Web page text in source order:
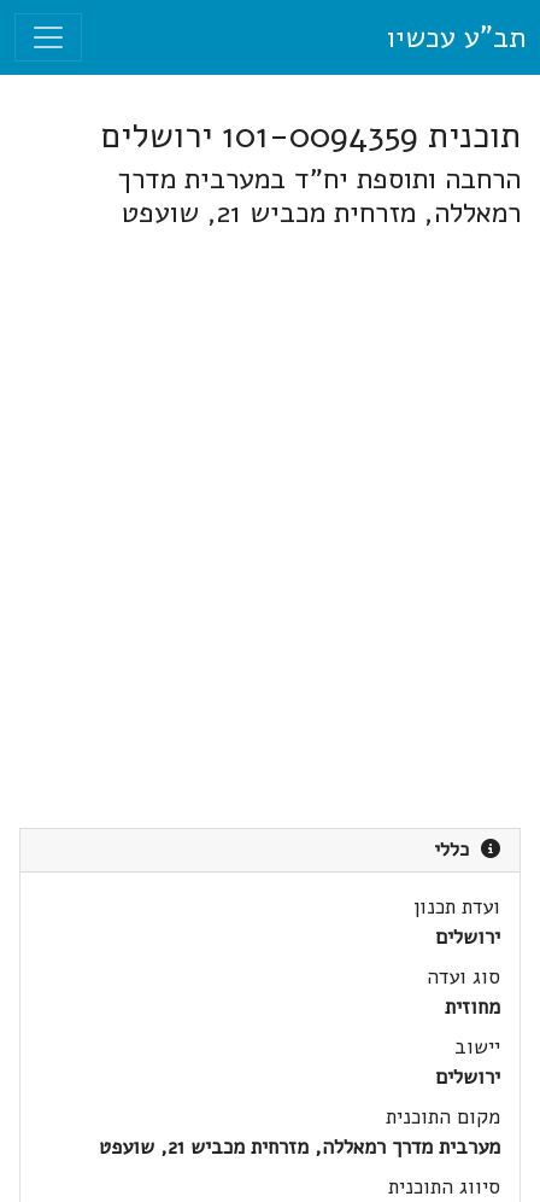
תב"ע עכשיו
תוכנית 101-0094359 ירושלים
הרחבה ותוספת יח"ד במערבית מדרך
רמאללה, מזרחית מכביש 21, שועפט
כללי
ועדת תכנון
ירושלים
סוג ועדה
מחוזית
יישוב
ירושלים
מקום התוכנית
מערבית מדרך רמאללה, מזרחית מכביש 21, שועפט
סיווג התוכנית